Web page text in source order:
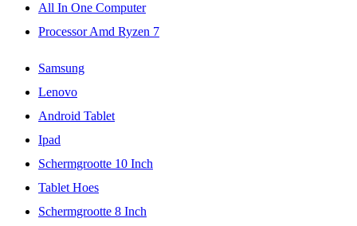
All In One Computer
Processor Amd Ryzen 7
Samsung
Lenovo
Android Tablet
Ipad
Schermgrootte 10 Inch
Tablet Hoes
Schermgrootte 8 Inch